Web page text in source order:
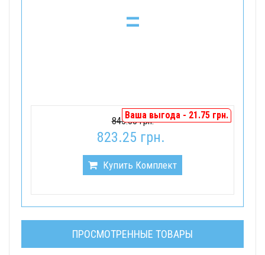
=
Ваша выгода - 21.75 грн.
845.00 грн.
823.25 грн.
Купить Комплект
ПРОСМОТРЕННЫЕ ТОВАРЫ